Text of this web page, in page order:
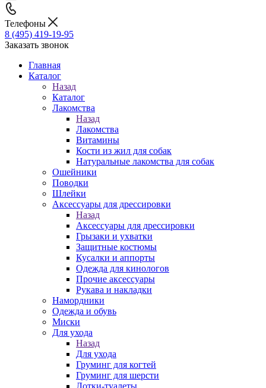
Телефоны
8 (495) 419-19-95
Заказать звонок
Главная
Каталог
Назад
Каталог
Лакомства
Назад
Лакомства
Витамины
Кости из жил для собак
Натуральные лакомства для собак
Ошейники
Поводки
Шлейки
Аксессуары для дрессировки
Назад
Аксессуары для дрессировки
Грызаки и ухватки
Защитные костюмы
Кусалки и аппорты
Одежда для кинологов
Прочие аксессуары
Рукава и накладки
Намордники
Одежда и обувь
Миски
Для ухода
Назад
Для ухода
Груминг для когтей
Груминг для шерсти
Лотки-туалеты